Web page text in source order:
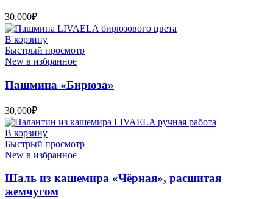
30,000₽
В корзину
Быстрый просмотр
New в избранное
Пашмина «Бирюза»
30,000₽
В корзину
Быстрый просмотр
New в избранное
Шаль из кашемира «Чёрная», расшитая
жемчугом